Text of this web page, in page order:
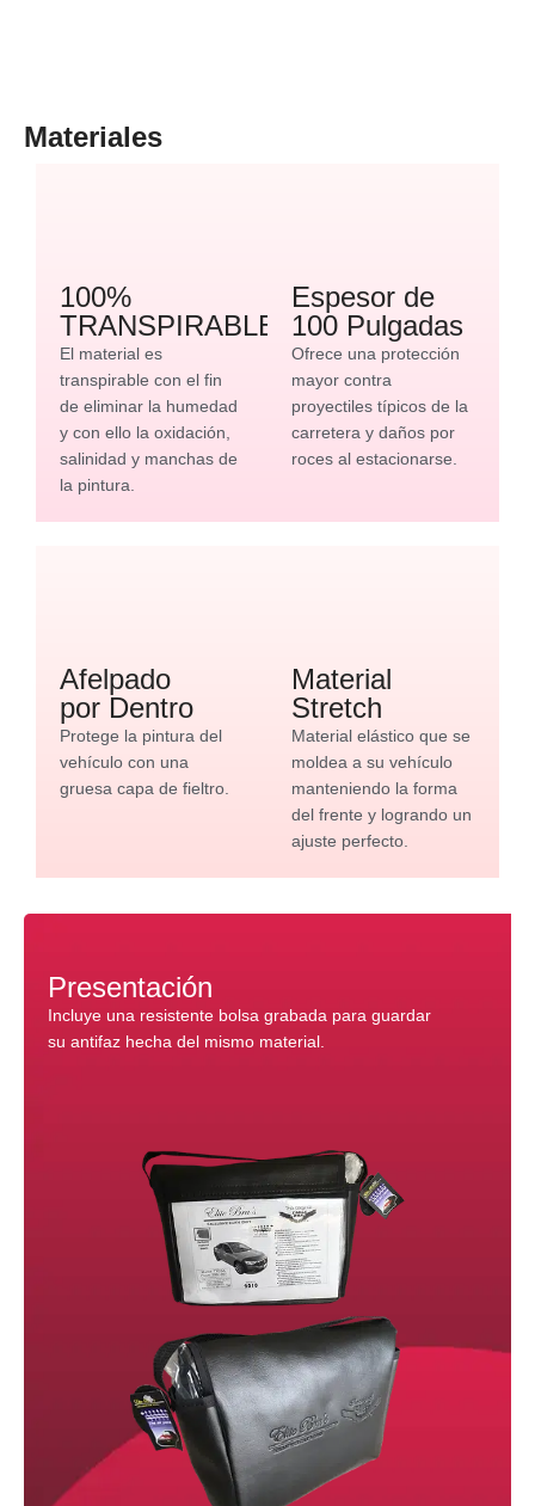
Materiales
100%
TRANSPIRABLE
El material es
transpirable con el fin
de eliminar la humedad
y con ello la oxidación,
salinidad y manchas de
la pintura.
Espesor de
100 Pulgadas
Ofrece una protección
mayor contra
proyectiles típicos de la
carretera y daños por
roces al estacionarse.
Afelpado
por Dentro
Protege la pintura del
vehículo con una
gruesa capa de fieltro.
Material
Stretch
Material elástico que se
moldea a su vehículo
manteniendo la forma
del frente y logrando un
ajuste perfecto.
Presentación
Incluye una resistente bolsa grabada para guardar
su antifaz hecha del mismo material.